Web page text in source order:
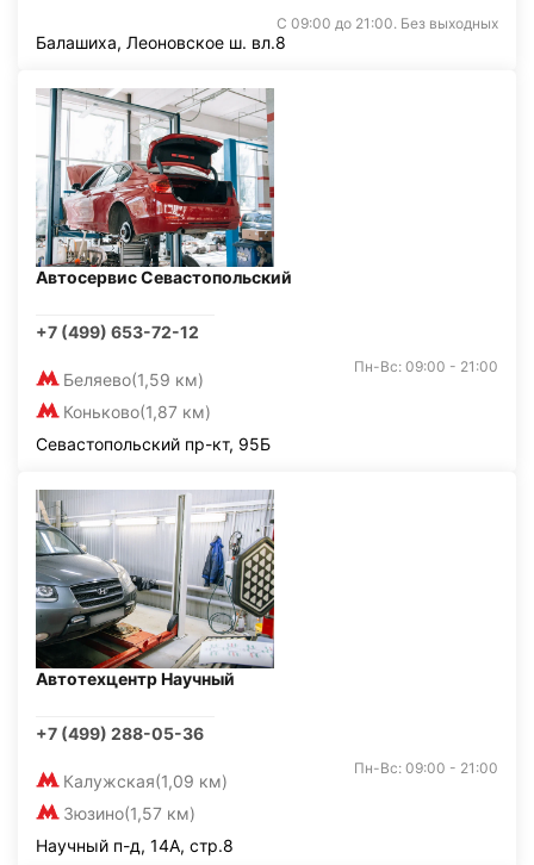
С 09:00 до 21:00. Без выходных
Балашиха, Леоновское ш. вл.8
Автосервис Севастопольский
+7 (499) 653-72-12
Беляево(1,59 км)
Коньково(1,87 км)
Пн-Вс: 09:00 - 21:00
Севастопольский пр-кт, 95Б
Автотехцентр Научный
+7 (499) 288-05-36
Калужская(1,09 км)
Зюзино(1,57 км)
Пн-Вс: 09:00 - 21:00
Научный п-д, 14А, стр.8